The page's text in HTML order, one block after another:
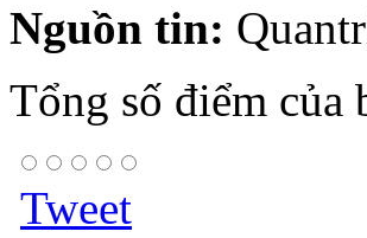
Nguồn tin:
Tổng số điểm của
Tweet